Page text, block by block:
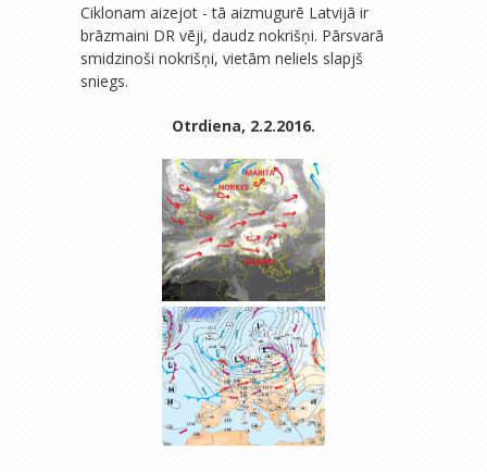
Ciklonam aizejot - tā aizmugurē Latvijā ir
brāzmaini DR vēji, daudz nokrišņi. Pārsvarā
smidzinoši nokrišņi, vietām neliels slapjš
sniegs.
Otrdiena, 2.2.2016.